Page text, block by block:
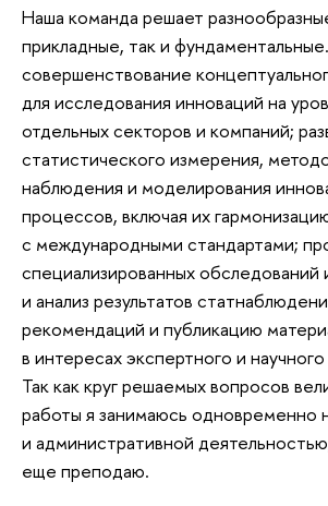
Наша команда решает
прикладные, так и
совершенствование
для исследования инноваций на
отдельных секторов и компаний;
статистического измерения,
наблюдения и моделирования
процессов, включая их
с международными стандартами;
специализированных обследований
и анализ результатов
рекомендаций и публикацию
в интересах экспертного и
Так как круг решаемых вопросов
работы я занимаюсь одновременно
и административной
еще преподаю.